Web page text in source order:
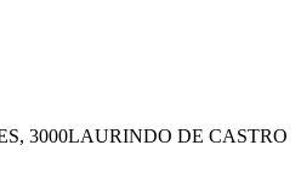
3000LAURINDO DE CASTRO